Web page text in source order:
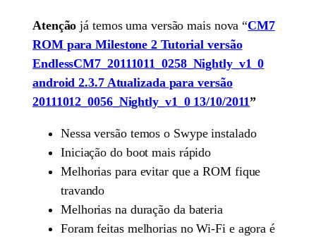
Atenção já temos uma versão mais nova “CM7
ROM para Milestone 2 Tutorial versão
EndlessCM7_20111011_0258_Nightly_v1_0
android 2.3.7 Atualizada para versão
20111012_0056_Nightly_v1_0 13/10/2011”
Nessa versão temos o Swype instalado
Iniciação do boot mais rápido
Melhorias para evitar que a ROM fique
travando
Melhorias na duração da bateria
Foram feitas melhorias no Wi-Fi e agora é